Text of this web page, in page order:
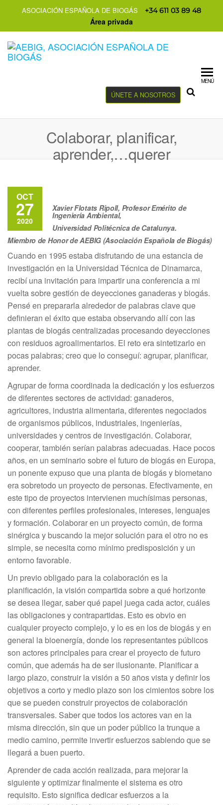
ASOCIACIÓN ESPAÑOLA DE BIOGÁS +34 611 03 89 48
Área privada
ÚNETE A NOSOTROS
MENÚ
Colaborar, planificar,
aprender,…querer
OCT
27
2020
Xavier Flotats Ripoll, Profesor Emérito de
Ingeniería Ambiental,
Universidad Politécnica de Catalunya.
Miembro de Honor de AEBIG (Asociación Española de Biogás)
Cuando en 1995 estaba disfrutando de una estancia de
investigación en la Universidad Técnica de Dinamarca,
recibí una invitación para impartir una conferencia a mi
vuelta sobre gestión de deyecciones ganaderas y biogás.
Pensé en prepararla alrededor de palabras clave que
definieran el éxito que estaba observando allí con las
plantas de biogás centralizadas procesando deyecciones
con residuos agroalimentarios. El reto era sintetizarlo en
pocas palabras; creo que lo conseguí: agrupar, planificar,
aprender.
Agrupar de forma coordinada la dedicación y los esfuerzos
de diferentes sectores de actividad: ganaderos,
agricultores, industria alimentaria, diferentes negociados
de organismos públicos, industriales, ingenierías,
universidades y centros de investigación. Colaborar,
cooperar, también serían palabras adecuadas. Hace pocos
años, en un seminario sobre el futuro de biogás en Europa,
un ponente expuso que una planta de biogás y biometano
era sobretodo un proyecto de personas. Efectivamente, en
este tipo de proyectos intervienen muchísimas personas,
con diferentes perfiles profesionales, intereses, lenguajes
y formación. Colaborar en un proyecto común, de forma
sinérgica y buscando la mejor solución para el otro no es
simple, se necesita como mínimo predisposición y un
entorno favorable.
Un previo obligado para la colaboración es la
planificación, la visión compartida sobre a qué horizonte
se desea llegar, saber qué papel juega cada actor, cuáles
las obligaciones y contrapartidas. Esto es obvio en
cualquier proyecto complejo, y lo es en los de biogás y en
general la bioenergía, donde los representantes públicos
son actores principales para crear el proyecto de futuro
común, que además ha de ser ilusionante. Planificar a
largo plazo, construir la visión a 50 años vista y definir los
objetivos a corto y medio plazo son los cimientos sobre los
que se pueden construir proyectos de colaboración
transversales. Saber que todos los actores van en la
misma dirección, sin que un poder público la trunque a
medio camino, permite invertir esfuerzos sabiendo que se
llegará a buen puerto.
Aprender de cada acción realizada, para mejorar la
siguiente y optimizar finalmente el sistema es otro
requisito. Esto significa dedicar esfuerzos a la